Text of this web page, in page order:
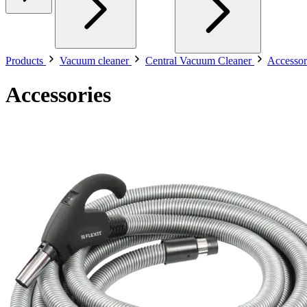
Products Vacuum cleaner Central Vacuum Cleaner
Accessories